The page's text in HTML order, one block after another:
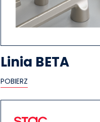
Linia BETA
POBIERZ